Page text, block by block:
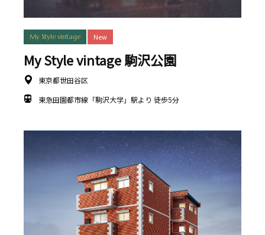
My Style vintage New
My Style vintage 駒沢公園
東京都世田谷区
東急田園都市線「駒沢大学」駅より 徒歩5分